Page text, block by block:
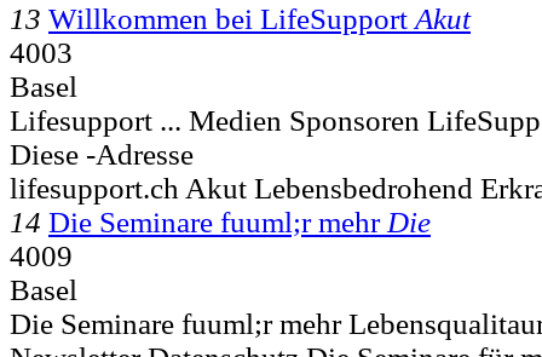
13 Willkommen bei LifeSupport Akut
4003
Basel
Lifesupport ... Medien Sponsoren
Diese -Adresse
lifesupport.ch Akut Lebensbedrohend
14 Die Seminare fuuml;r mehr Die
4009
Basel
Die Seminare fuuml;r mehr